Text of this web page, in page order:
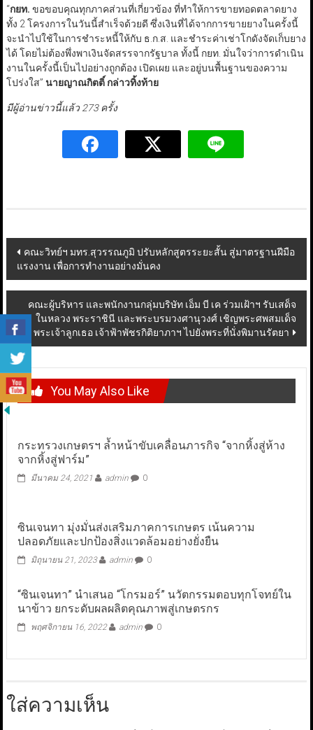
“กยท. ขอขอบคุณทุกภาคส่วนที่เกี่ยวข้อง ที่ทำให้การขายทอดตลาดยาง
ทั้ง 2 โครงการในวันนี้สำเร็จด้วยดี ซึ่งเงินที่ได้จากการขายยางในครั้งนี้
จะนำไปใช้ในการชำระหนี้ให้กับ ธ.ก.ส. และชำระค่าเช่าโกดังจัดเก็บยาง
ได้ โดยไม่ต้องพึ่งพาเงินจัดสรรจากรัฐบาล ทั้งนี้ กยท. มั่นใจว่าการดำเนิน
งานในครั้งนี้เป็นไปอย่างถูกต้อง เปิดเผย และอยู่บนพื้นฐานของความ
โปร่งใส” นายญาณกิตติ์ กล่าวทิ้งท้าย
มีผู้อ่านข่าวนี้แล้ว 273 ครั้ง
Post
navigation
คณะวิทย์ฯ มทร.สุวรรณภูมิ ปรับหลักสูตรระยะสั้น สู่มาตรฐานฝีมือ
แรงงาน เพื่อการทำงานอย่างมั่นคง
คณะผู้บริหาร และพนักงานกลุ่มบริษัท เอ็ม บี เค ร่วมเฝ้าฯ รับเสด็จ
ในหลวง พระราชินี และพระบรมวงศานุวงศ์ เชิญพระศพสมเด็จ
พระเจ้าลูกเธอ เจ้าฟ้าพัชรกิติยาภาฯ ไปยังพระที่นั่งพิมานรัตยา
You May Also Like
กระทรวงเกษตรฯ ล้ำหน้าขับเคลื่อนภารกิจ “จากหิ้งสู่ห้าง
จากหิ้งสู่ฟาร์ม”
มีนาคม 24, 2021 admin 0
ซินเจนทา มุ่งมั่นส่งเสริมภาคการเกษตร เน้นความ
ปลอดภัยและปกป้องสิ่งแวดล้อมอย่างยั่งยืน
มิถุนายน 21, 2023 admin 0
“ซินเจนทา” นำเสนอ “โกรมอร์” นวัตกรรมตอบทุกโจทย์ใน
นาข้าว ยกระดับผลผลิตคุณภาพสู่เกษตรกร
พฤศจิกายน 16, 2022 admin 0
ใส่ความเห็น